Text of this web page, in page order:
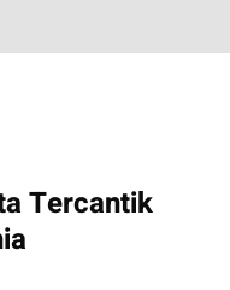
Tercantik